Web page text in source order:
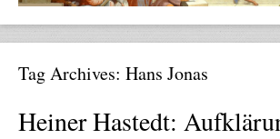
Tag Archives: Hans Jonas
Heiner Hastedt: